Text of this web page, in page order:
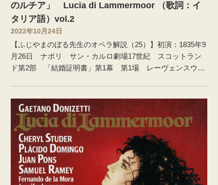
のルチア」 Lucia di Lammermoor （歌詞：イ
タリア語）vol.2
2022年10月24日
【ふじやまのぼる先生のオペラ解説（25）】初演：1835年9
月26日 ナポリ サン・カルロ劇場17世紀 スコットラン
ド第2部 「結婚証明書」​第1幕 第1場 レーヴェンスウッ
に命じ、エドガルドからの手紙をすべて奪い、ルチアのも
とに届かないようにし、エドガルドが心変わりしたという
偽の手紙を用意させる。ルチアが現れ、二重唱「恐れに色
を失うならば」となり、お互いに自分の言い分を歌う。エ
ンリーコに結婚するよう迫られたルチアは、すでに誓った
人があると訴える。これでもかと、エドガルドの心変わり
の手紙